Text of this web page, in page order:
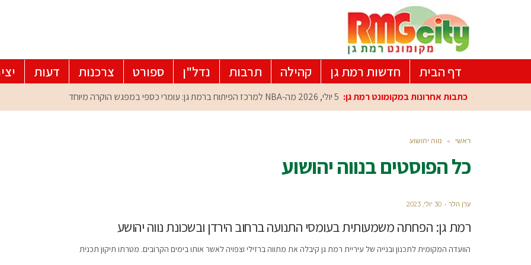
דף הבית חדשות רמת גן קהילה תרבות נדל"ן ספורט צרכנות דעות
כתבות אחרונות במקומונט רמת גן: 5 יולי, 2026 מה-NBA למרכז הפיתוח ברמת גן: עומרי כספי במפגש הוקרה מיוחד
ראשי » נווה יהושוע
כל הפוסטים בנווה יהושוע
ערן הלר 30 יולי, 2023
רמת גן: הפחתה משמעותית בעומסי התנועה ברחוב הירדן ובשכונת נווה יהושע
הוועדה המקומית לתכנון ובנייה של עיריית רמת גן קיבלה את מתווה ברזילי וצפויה לאשר אותו בימים הקרובים. מטרתו תיקון תכנית